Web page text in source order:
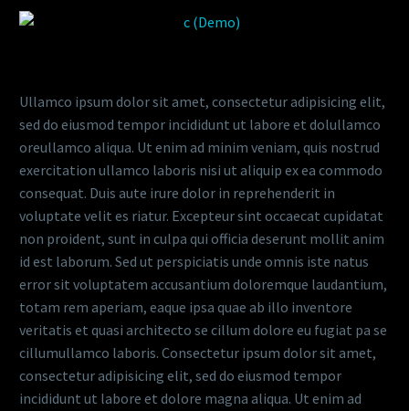
Ullamco ipsum dolor sit amet, consectetur adipisicing elit,
sed do eiusmod tempor incididunt ut labore et dolullamco
oreullamco aliqua. Ut enim ad minim veniam, quis nostrud
exercitation ullamco laboris nisi ut aliquip ex ea commodo
consequat. Duis aute irure dolor in reprehenderit in
voluptate velit es riatur. Excepteur sint occaecat cupidatat
non proident, sunt in culpa qui officia deserunt mollit anim
id est laborum. Sed ut perspiciatis unde omnis iste natus
error sit voluptatem accusantium doloremque laudantium,
totam rem aperiam, eaque ipsa quae ab illo inventore
veritatis et quasi architecto se cillum dolore eu fugiat pa se
cillumullamco laboris. Consectetur ipsum dolor sit amet,
consectetur adipisicing elit, sed do eiusmod tempor
incididunt ut labore et dolore magna aliqua. Ut enim ad